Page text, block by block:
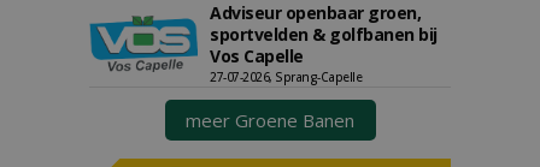
Adviseur openbaar groen,
sportvelden & golfbanen bij
Vos Capelle
27-07-2026, Sprang-Capelle
meer Groene Banen